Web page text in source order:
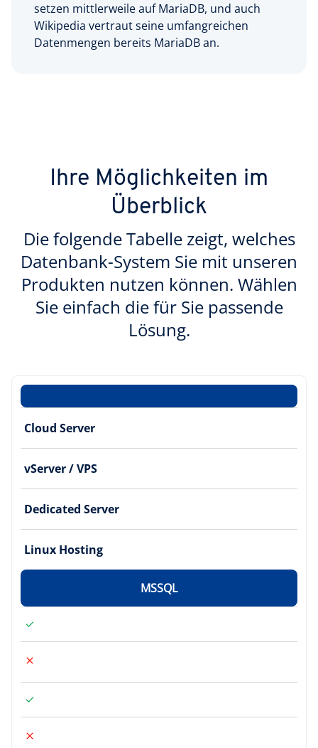
setzen mittlerweile auf MariaDB, und auch
Wikipedia vertraut seine umfangreichen
Datenmengen bereits MariaDB an.
Ihre Möglichkeiten im
Überblick
Die folgende Tabelle zeigt, welches
Datenbank-System Sie mit unseren
Produkten nutzen können. Wählen
Sie einfach die für Sie passende
Lösung.
Cloud Server
vServer / VPS
Dedicated Server
Linux Hosting
MSSQL